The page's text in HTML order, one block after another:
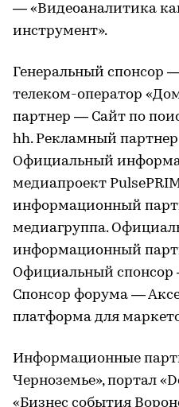
— «Видеоаналитика
инструмент».
Генеральный спонсор
телеком-оператор
партнер — Сайт по
hh. Рекламный
Официальный
медиапроект
информационный
медиагруппа.
информационный
Официальный спонсор
Спонсор форума —
платформа для
Информационные
Черноземье», портал
«Бизнес события